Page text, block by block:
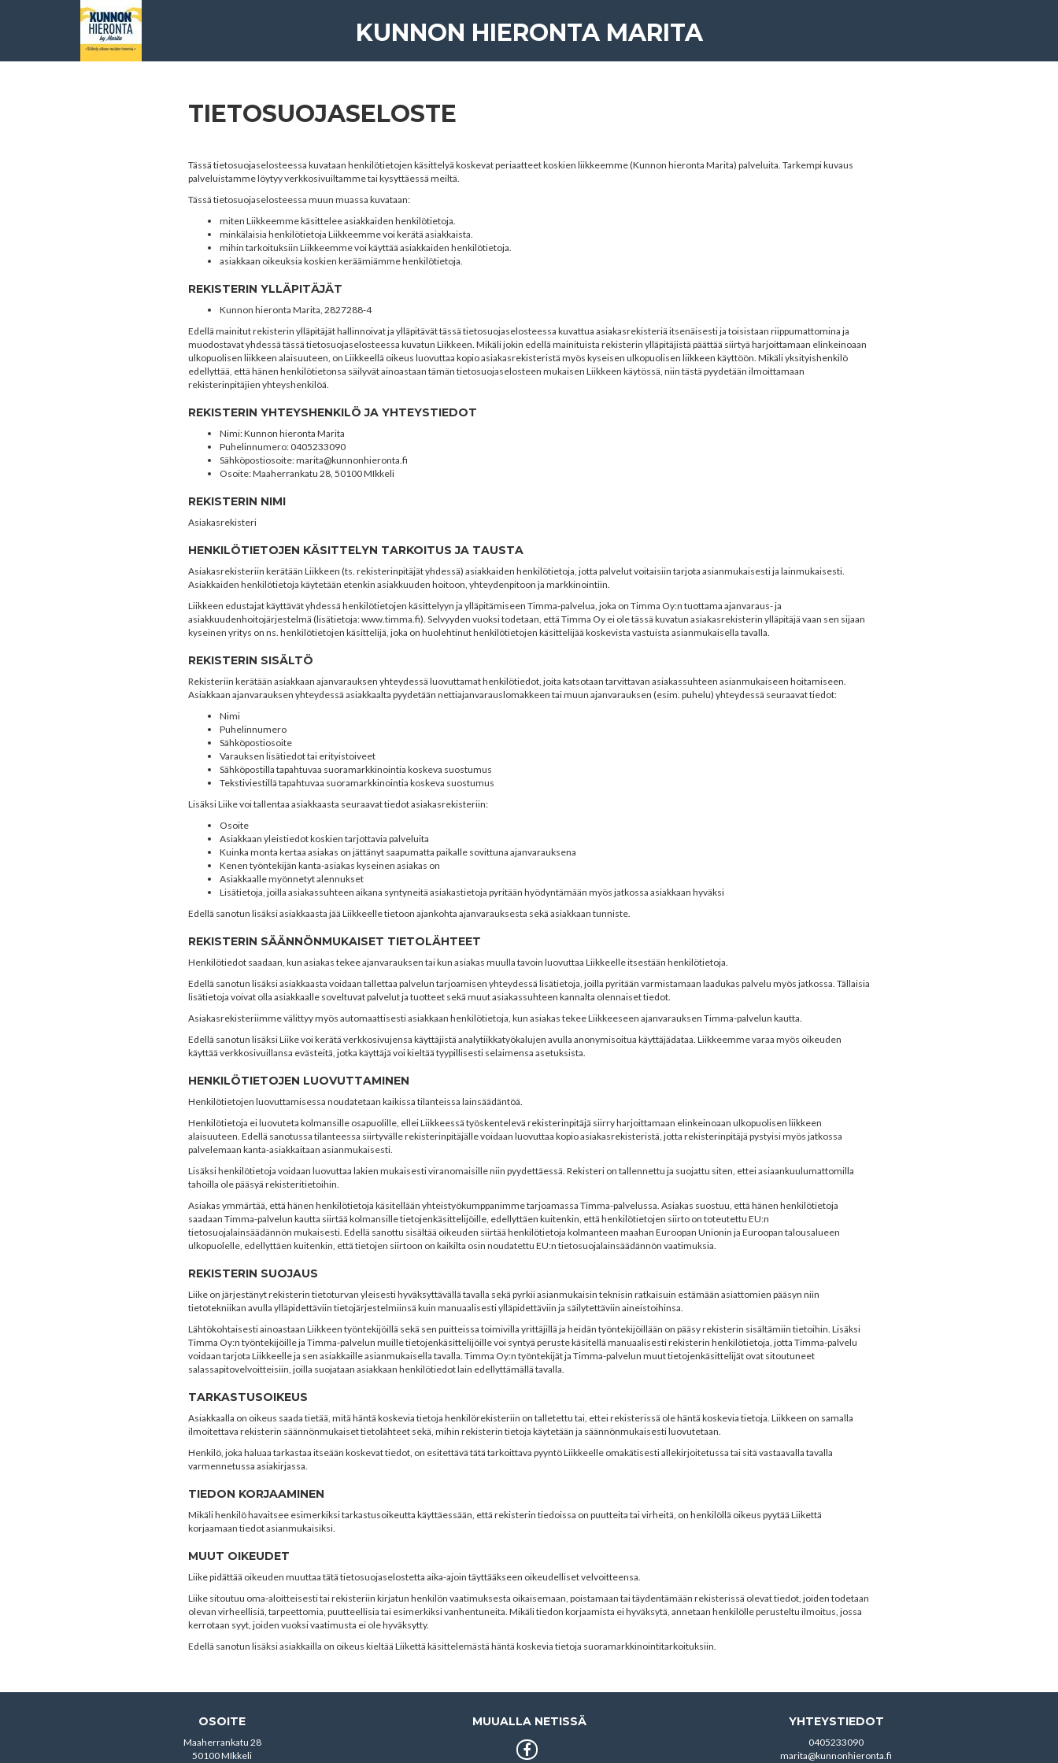
KUNNON HIERONTA MARITA
TIETOSUOJASELOSTE
Tässä tietosuojaselosteessa kuvataan henkilötietojen käsittelyä koskevat periaatteet koskien liikkeemme (Kunnon hieronta Marita) palveluita. Tarkempi kuvaus
palveluistamme löytyy verkkosivuiltamme tai kysyttäessä meiltä.
Tässä tietosuojaselosteessa muun muassa kuvataan:
miten Liikkeemme käsittelee asiakkaiden henkilötietoja.
minkälaisia henkilötietoja Liikkeemme voi kerätä asiakkaista.
mihin tarkoituksiin Liikkeemme voi käyttää asiakkaiden henkilötietoja.
asiakkaan oikeuksia koskien keräämiämme henkilötietoja.
REKISTERIN YLLÄPITÄJÄT
Kunnon hieronta Marita, 2827288-4
Edellä mainitut rekisterin ylläpitäjät hallinnoivat ja ylläpitävät tässä tietosuojaselosteessa kuvattua asiakasrekisteriä itsenäisesti ja toisistaan riippumattomina ja
muodostavat yhdessä tässä tietosuojaselosteessa kuvatun Liikkeen. Mikäli jokin edellä mainituista rekisterin ylläpitäjistä päättää siirtyä harjoittamaan elinkeinoaan
ulkopuolisen liikkeen alaisuuteen, on Liikkeellä oikeus luovuttaa kopio asiakasrekisteristä myös kyseisen ulkopuolisen liikkeen käyttöön. Mikäli yksityishenkilö
edellyttää, että hänen henkilötietonsa säilyvät ainoastaan tämän tietosuojaselosteen mukaisen Liikkeen käytössä, niin tästä pyydetään ilmoittamaan
rekisterinpitäjien yhteyshenkilöä.
REKISTERIN YHTEYSHENKILÖ JA YHTEYSTIEDOT
Nimi: Kunnon hieronta Marita
Puhelinnumero: 0405233090
Sähköpostiosoite: marita@kunnonhieronta.fi
Osoite: Maaherrankatu 28, 50100 MIkkeli
REKISTERIN NIMI
Asiakasrekisteri
HENKILÖTIETOJEN KÄSITTELYN TARKOITUS JA TAUSTA
Asiakasrekisteriin kerätään Liikkeen (ts. rekisterinpitäjät yhdessä) asiakkaiden henkilötietoja, jotta palvelut voitaisiin tarjota asianmukaisesti ja lainmukaisesti.
Asiakkaiden henkilötietoja käytetään etenkin asiakkuuden hoitoon, yhteydenpitoon ja markkinointiin.
Liikkeen edustajat käyttävät yhdessä henkilötietojen käsittelyyn ja ylläpitämiseen Timma-palvelua, joka on Timma Oy:n tuottama ajanvaraus- ja
asiakkuudenhoitojärjestelmä (lisätietoja: www.timma.fi). Selvyyden vuoksi todetaan, että Timma Oy ei ole tässä kuvatun asiakasrekisterin ylläpitäjä vaan sen sijaan
kyseinen yritys on ns. henkilötietojen käsittelijä, joka on huolehtinut henkilötietojen käsittelijää koskevista vastuista asianmukaisella tavalla.
REKISTERIN SISÄLTÖ
Rekisteriin kerätään asiakkaan ajanvarauksen yhteydessä luovuttamat henkilötiedot, joita katsotaan tarvittavan asiakassuhteen asianmukaiseen hoitamiseen.
Asiakkaan ajanvarauksen yhteydessä asiakkaalta pyydetään nettiajanvarauslomakkeen tai muun ajanvarauksen (esim. puhelu) yhteydessä seuraavat tiedot:
Nimi
Puhelinnumero
Sähköpostiosoite
Varauksen lisätiedot tai erityistoiveet
Sähköpostilla tapahtuvaa suoramarkkinointia koskeva suostumus
Tekstiviestillä tapahtuvaa suoramarkkinointia koskeva suostumus
Lisäksi Liike voi tallentaa asiakkaasta seuraavat tiedot asiakasrekisteriin:
Osoite
Asiakkaan yleistiedot koskien tarjottavia palveluita
Kuinka monta kertaa asiakas on jättänyt saapumatta paikalle sovittuna ajanvarauksena
Kenen työntekijän kanta-asiakas kyseinen asiakas on
Asiakkaalle myönnetyt alennukset
Lisätietoja, joilla asiakassuhteen aikana syntyneitä asiakastietoja pyritään hyödyntämään myös jatkossa asiakkaan hyväksi
Edellä sanotun lisäksi asiakkaasta jää Liikkeelle tietoon ajankohta ajanvarauksesta sekä asiakkaan tunniste.
REKISTERIN SÄÄNNÖNMUKAISET TIETOLÄHTEET
Henkilötiedot saadaan, kun asiakas tekee ajanvarauksen tai kun asiakas muulla tavoin luovuttaa Liikkeelle itsestään henkilötietoja.
Edellä sanotun lisäksi asiakkaasta voidaan tallettaa palvelun tarjoamisen yhteydessä lisätietoja, joilla pyritään varmistamaan laadukas palvelu myös jatkossa. Tällaisia
lisätietoja voivat olla asiakkaalle soveltuvat palvelut ja tuotteet sekä muut asiakassuhteen kannalta olennaiset tiedot.
Asiakasrekisteriimme välittyy myös automaattisesti asiakkaan henkilötietoja, kun asiakas tekee Liikkeeseen ajanvarauksen Timma-palvelun kautta.
Edellä sanotun lisäksi Liike voi kerätä verkkosivujensa käyttäjistä analytiikkatyökalujen avulla anonymisoitua käyttäjädataa. Liikkeemme varaa myös oikeuden
käyttää verkkosivuillansa evästeitä, jotka käyttäjä voi kieltää tyypillisesti selaimensa asetuksista.
HENKILÖTIETOJEN LUOVUTTAMINEN
Henkilötietojen luovuttamisessa noudatetaan kaikissa tilanteissa lainsäädäntöä.
Henkilötietoja ei luovuteta kolmansille osapuolille, ellei Liikkeessä työskentelevä rekisterinpitäjä siirry harjoittamaan elinkeinoaan ulkopuolisen liikkeen
alaisuuteen. Edellä sanotussa tilanteessa siirtyvälle rekisterinpitäjälle voidaan luovuttaa kopio asiakasrekisteristä, jotta rekisterinpitäjä pystyisi myös jatkossa
palvelemaan kanta-asiakkaitaan asianmukaisesti.
Lisäksi henkilötietoja voidaan luovuttaa lakien mukaisesti viranomaisille niin pyydettäessä. Rekisteri on tallennettu ja suojattu siten, ettei asiaankuulumattomilla
tahoilla ole pääsyä rekisteritietoihin.
Asiakas ymmärtää, että hänen henkilötietoja käsitellään yhteistyökumppanimme tarjoamassa Timma-palvelussa. Asiakas suostuu, että hänen henkilötietoja
saadaan Timma-palvelun kautta siirtää kolmansille tietojenkäsittelijöille, edellyttäen kuitenkin, että henkilötietojen siirto on toteutettu EU:n
tietosuojalainsäädännön mukaisesti. Edellä sanottu sisältää oikeuden siirtää henkilötietoja kolmanteen maahan Euroopan Unionin ja Euroopan talousalueen
ulkopuolelle, edellyttäen kuitenkin, että tietojen siirtoon on kaikilta osin noudatettu EU:n tietosuojalainsäädännön vaatimuksia.
REKISTERIN SUOJAUS
Liike on järjestänyt rekisterin tietoturvan yleisesti hyväksyttävällä tavalla sekä pyrkii asianmukaisin teknisin ratkaisuin estämään asiattomien pääsyn niin
tietotekniikan avulla ylläpidettäviin tietojärjestelmiinsä kuin manuaalisesti ylläpidettäviin ja säilytettäviin aineistoihinsa.
Lähtökohtaisesti ainoastaan Liikkeen työntekijöillä sekä sen puitteissa toimivilla yrittäjillä ja heidän työntekijöillään on pääsy rekisterin sisältämiin tietoihin. Lisäksi
Timma Oy:n työntekijöille ja Timma-palvelun muille tietojenkäsittelijöille voi syntyä peruste käsitellä manuaalisesti rekisterin henkilötietoja, jotta Timma-palvelu
voidaan tarjota Liikkeelle ja sen asiakkaille asianmukaisella tavalla. Timma Oy:n työntekijät ja Timma-palvelun muut tietojenkäsittelijät ovat sitoutuneet
salassapitovelvoitteisiin, joilla suojataan asiakkaan henkilötiedot lain edellyttämällä tavalla.
TARKASTUSOIKEUS
Asiakkaalla on oikeus saada tietää, mitä häntä koskevia tietoja henkilörekisteriin on talletettu tai, ettei rekisterissä ole häntä koskevia tietoja. Liikkeen on samalla
ilmoitettava rekisterin säännönmukaiset tietolähteet sekä, mihin rekisterin tietoja käytetään ja säännönmukaisesti luovutetaan.
Henkilö, joka haluaa tarkastaa itseään koskevat tiedot, on esitettävä tätä tarkoittava pyyntö Liikkeelle omakätisesti allekirjoitetussa tai sitä vastaavalla tavalla
varmennetussa asiakirjassa.
TIEDON KORJAAMINEN
Mikäli henkilö havaitsee esimerkiksi tarkastusoikeutta käyttäessään, että rekisterin tiedoissa on puutteita tai virheitä, on henkilöllä oikeus pyytää Liikettä
korjaamaan tiedot asianmukaisiksi.
MUUT OIKEUDET
Liike pidättää oikeuden muuttaa tätä tietosuojaselostetta aika-ajoin täyttääkseen oikeudelliset velvoitteensa.
Liike sitoutuu oma-aloitteisesti tai rekisteriin kirjatun henkilön vaatimuksesta oikaisemaan, poistamaan tai täydentämään rekisterissä olevat tiedot, joiden todetaan
olevan virheellisiä, tarpeettomia, puutteellisia tai esimerkiksi vanhentuneita. Mikäli tiedon korjaamista ei hyväksytä, annetaan henkilölle perusteltu ilmoitus, jossa
kerrotaan syyt, joiden vuoksi vaatimusta ei ole hyväksytty.
Edellä sanotun lisäksi asiakkailla on oikeus kieltää Liikettä käsittelemästä häntä koskevia tietoja suoramarkkinointitarkoituksiin.
OSOITE
Maaherrankatu 28
50100 MIkkeli
MUUALLA NETISSÄ YHTEYSTIEDOT
0405233090
marita@kunnonhieronta.fi